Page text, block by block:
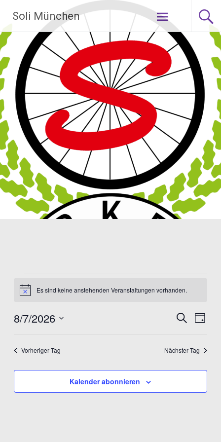
Inhalt
springen
Soli München
Veranstaltungen
for
August
2026
Notice Es sind keine anstehenden Veranstaltungen vorhanden.
und
SucheTag
8/7/2026
Vorheriger Tag Nächster Tag
Kalender abonnieren